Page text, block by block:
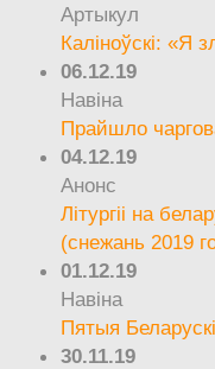
Артыкул
Каліноўскі: «Я
06.12.19
Навіна
Прайшло
04.12.19
Анонс
Літургіі на
(снежань 2019
01.12.19
Навіна
Пятыя
30.11.19